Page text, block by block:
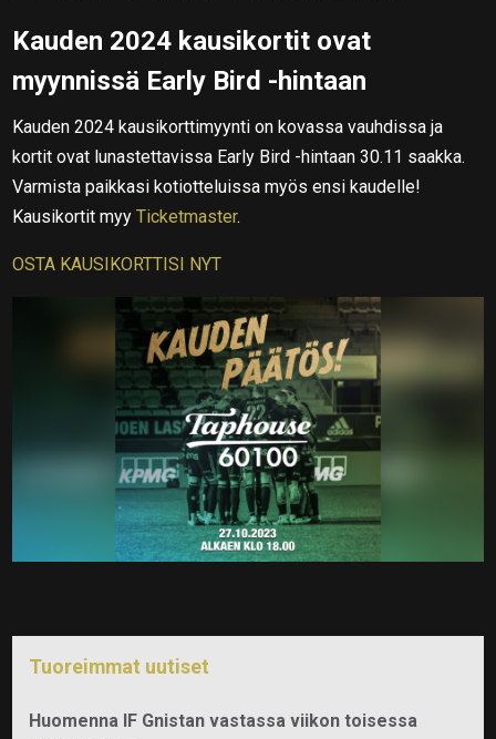
Kauden 2024 kausikortit ovat
myynnissä Early Bird -hintaan
Kauden 2024 kausikorttimyynti on kovassa vauhdissa ja
kortit ovat lunastettavissa Early Bird -hintaan 30.11 saakka.
Varmista paikkasi kotiotteluissa myös ensi kaudelle!
Kausikortit myyTicketmaster.
OSTA KAUSIKORTTISI NYT
Tuoreimmat uutiset
Huomenna IF Gnistan vastassa viikon toisessa